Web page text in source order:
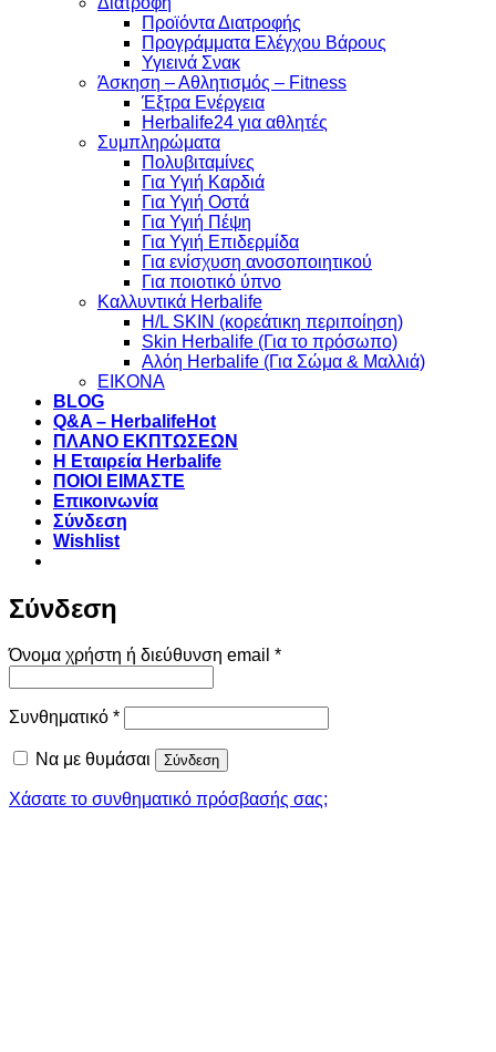
Προϊόντα Διατροφής
Προγράμματα Ελέγχου Βάρους
Υγιεινά Σνακ
Άσκηση – Αθλητισμός – Fitness
Έξτρα Ενέργεια
Herbalife24 για αθλητές
Συμπληρώματα
Πολυβιταμίνες
Για Υγιή Καρδιά
Για Υγιή Οστά
Για Υγιή Πέψη
Για Υγιή Επιδερμίδα
Για ενίσχυση ανοσοποιητικού
Για ποιοτικό ύπνο
Καλλυντικά Herbalife
H/L SKIN (κορεάτικη περιποίηση)
Skin Herbalife (Για το πρόσωπο)
Αλόη Ηerbalife (Για Σώμα & Μαλλιά)
ΕΙΚΟΝΑ
BLOG
Q&A – Herbalife
ΠΛΑΝΟ ΕΚΠΤΩΣΕΩΝ
Η Εταιρεία Herbalife
ΠΟΙΟΙ ΕΙΜΑΣΤΕ
Επικοινωνία
Σύνδεση
Wishlist
Σύνδεση
Όνομα χρήστη ή διεύθυνση email *Απαιτείται
Συνθηματικό *Απαιτείται
Να με θυμάσαι Σύνδεση
Χάσατε το συνθηματικό πρόσβασής σας;